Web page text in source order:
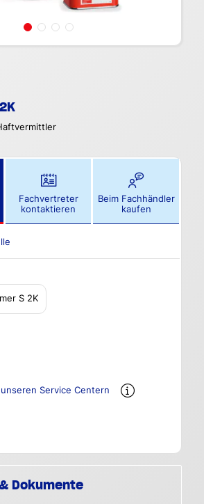
Fachvertreter
kontaktieren
Beim Fachhändler
kaufen
S 2K
Service Centern
Dokumente